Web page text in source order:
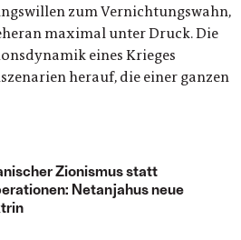
zum Vernichtungswahn,
maximal unter Druck. Die
eines Krieges
herauf, die einer ganzen
Zionismus statt
Netanjahus neue